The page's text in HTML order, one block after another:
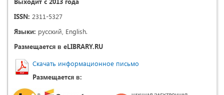
ISSN: 2311-5327
Языки: русский, English.
Размещается в eLIBRARY.RU
Скачать информационное письмо
Размещается в: